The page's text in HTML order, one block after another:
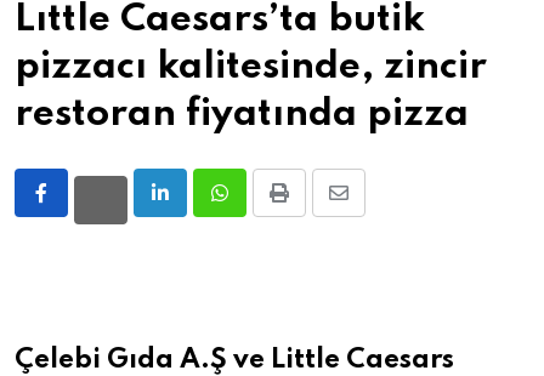
Enerji
Haber
Gündem
Lıttle Caesars’ta butik
pizzacı kalitesinde, zincir
restoran fiyatında pizza
LinkedInWhatsappPrint
Share
Çelebi Gıda A.Ş ve Little Caesars